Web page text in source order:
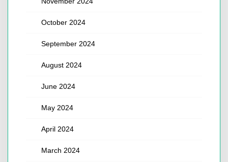
October 2024
September 2024
August 2024
June 2024
May 2024
April 2024
March 2024